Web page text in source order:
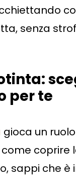
senza
per te
gioca un
coprire
sappi che